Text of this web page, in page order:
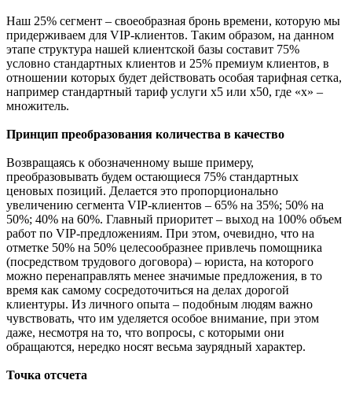
Наш 25% сегмент – своеобразная бронь времени, которую мы
придерживаем для VIP-клиентов. Таким образом, на данном
этапе структура нашей клиентской базы составит 75%
условно стандартных клиентов и 25% премиум клиентов, в
отношении которых будет действовать особая тарифная сетка,
например стандартный тариф услуги х5 или х50, где «х» –
множитель.
Принцип преобразования количества в качество
Возвращаясь к обозначенному выше примеру,
преобразовывать будем остающиеся 75% стандартных
ценовых позиций. Делается это пропорционально
увеличению сегмента VIP-клиентов – 65% на 35%; 50% на
50%; 40% на 60%. Главный приоритет – выход на 100% объем
работ по VIP-предложениям. При этом, очевидно, что на
отметке 50% на 50% целесообразнее привлечь помощника
(посредством трудового договора) – юриста, на которого
можно перенаправлять менее значимые предложения, в то
время как самому сосредоточиться на делах дорогой
клиентуры. Из личного опыта – подобным людям важно
чувствовать, что им уделяется особое внимание, при этом
даже, несмотря на то, что вопросы, с которыми они
обращаются, нередко носят весьма заурядный характер.
Точка отсчета